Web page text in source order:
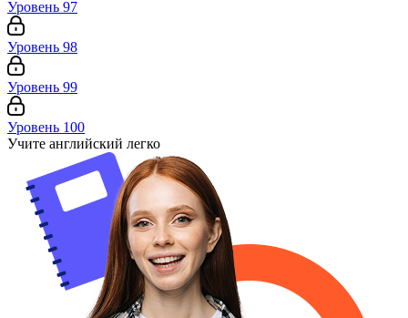
Уровень 97
Уровень 98
Уровень 99
Уровень 100
Учите английский легко